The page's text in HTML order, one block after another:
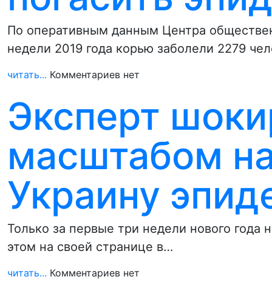
По оперативным данным Центра
недели 2019 года корью заболели 2279
читать... Комментариев нет
Эксперт
масштабом
Украину
Только за первые три недели нового
этом на своей странице в…
читать... Комментариев нет